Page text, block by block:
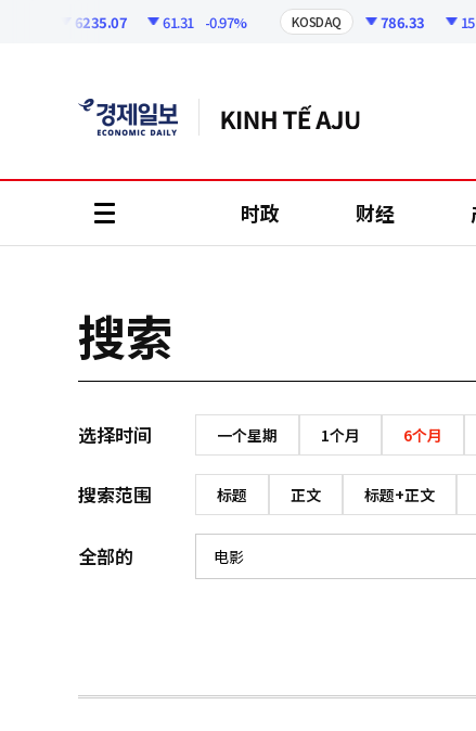
6235.07 61.31 -0.97% KOSDAQ 786.33 15.34
时政 财经
搜索
选择时间 一个星期 1个月 6个月
搜索范围 标题 正文 标题+正文
全部的